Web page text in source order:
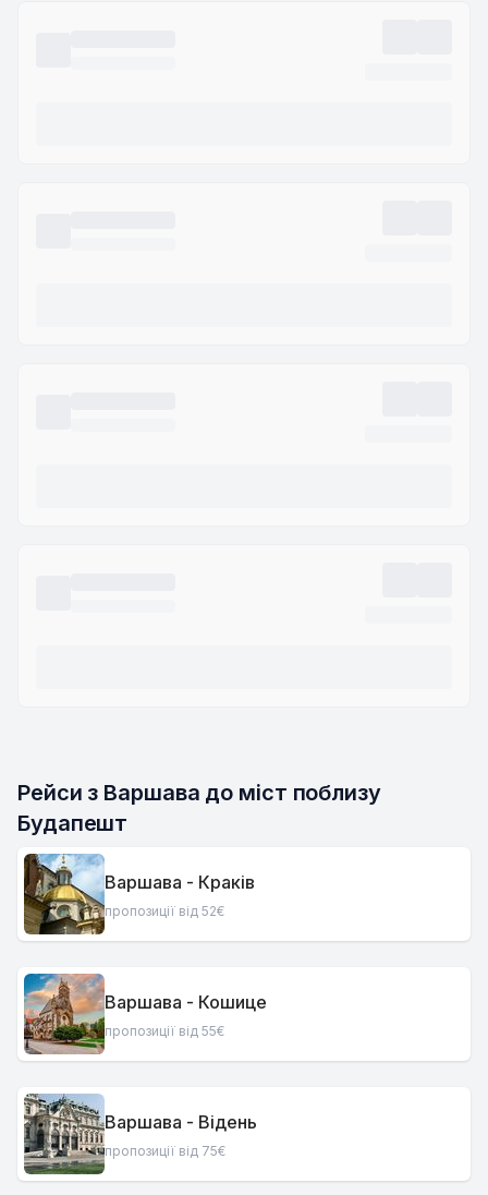
Рейси з Варшава до міст поблизу
Будапешт
Варшава - Краків
пропозиції від 52€
Варшава - Кошице
пропозиції від 55€
Варшава - Відень
пропозиції від 75€